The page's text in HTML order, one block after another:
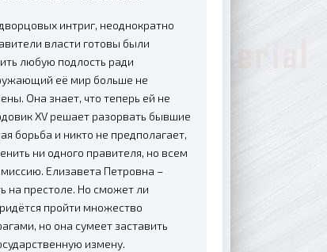
интриг, неоднократно
власти готовы были
любую подлость ради
её мир больше не
Она знает, что теперь ей не
XV решает разорвать бывшие
борьба и никто не предполагает,
ни одного правителя, но всем
Елизавета Петровна –
на престоле. Но сможет ли
пройти множество
но она сумеет заставить
измену.